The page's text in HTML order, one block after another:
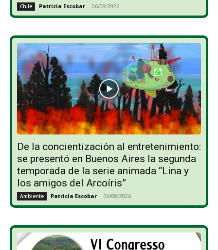
Chile Patricia Escobar - 06/08/2026
De la concientización al entretenimiento:
se presentó en Buenos Aires la segunda
temporada de la serie animada “Lina y
los amigos del Arcoíris”
Ambiente Patricia Escobar - 06/08/2026